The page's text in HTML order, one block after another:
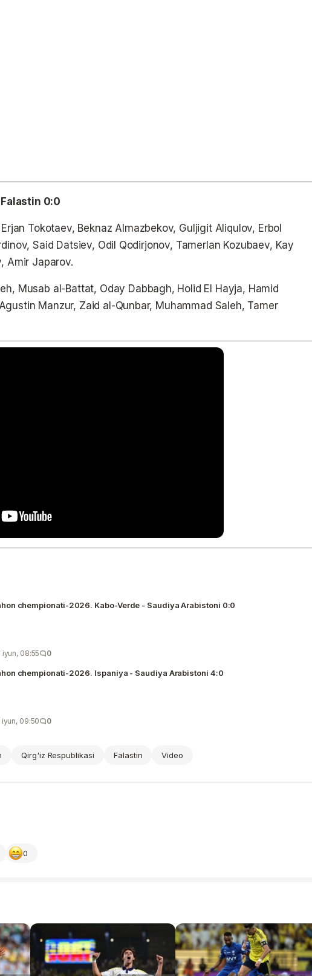
0:0
Erjan Tokotaev, Beknaz Almazbekov, Guljigit Aliqulov, Erbol
Said Datsiev, Odil Qodirjonov, Tamerlan Kozubaev, Kay
Amir Japarov.
Musab al-Battat, Oday Dabbagh, Holid El Hayja, Hamid
Manzur, Zaid al-Qunbar, Muhammad Saleh, Tamer
chempionati-2026. Kabo-Verde - Saudiya Arabistoni 0:0
iyun, 08:55 0
chempionati-2026. Ispaniya - Saudiya Arabistoni 4:0
iyun, 09:50 0
Qirg'iz Respublikasi Falastin Video
0